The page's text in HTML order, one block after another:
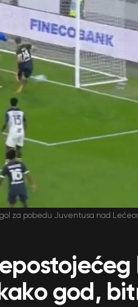
za pobedu Juventusa nad
god,